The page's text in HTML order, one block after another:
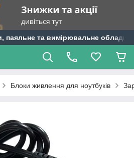
паяльне та вимірювальне
Блоки живлення для ноутбуків